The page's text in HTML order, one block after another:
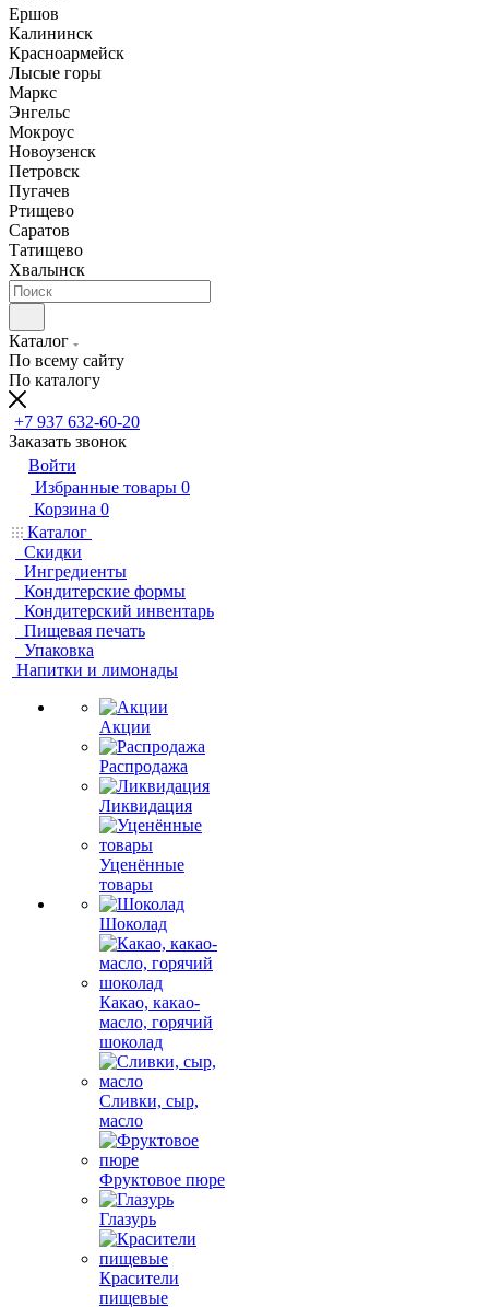
Ершов
Калининск
Красноармейск
Лысые горы
Маркс
Энгельс
Мокроус
Новоузенск
Петровск
Пугачев
Ртищево
Саратов
Татищево
Хвалынск
Каталог
По всему сайту
По каталогу
+7 937 632-60-20
Заказать звонок
Войти
Избранные товары 0
Корзина 0
Каталог
Скидки
Ингредиенты
Кондитерские формы
Кондитерский инвентарь
Пищевая печать
Упаковка
Напитки и лимонады
Акции
Распродажа
Ликвидация
Уценённые
товары
Шоколад
Какао, какао-
масло, горячий
шоколад
Сливки, сыр,
масло
Фруктовое пюре
Глазурь
Красители
пищевые